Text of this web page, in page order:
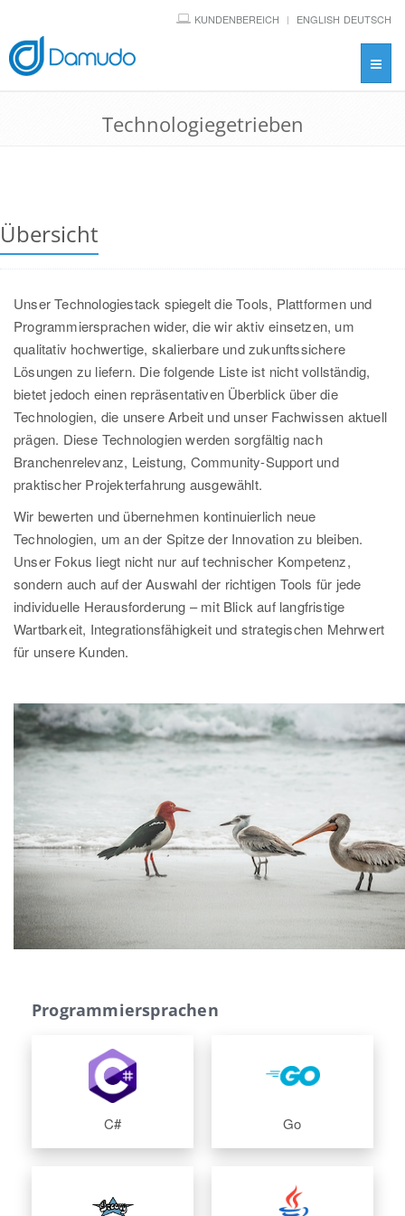
KUNDENBEREICH ENGLISH DEUTSCH
Technologiegetrieben
Übersicht
Unser Technologiestack spiegelt die Tools, Plattformen und
Programmiersprachen wider, die wir aktiv einsetzen, um
qualitativ hochwertige, skalierbare und zukunftssichere
Lösungen zu liefern. Die folgende Liste ist nicht vollständig,
bietet jedoch einen repräsentativen Überblick über die
Technologien, die unsere Arbeit und unser Fachwissen aktuell
prägen. Diese Technologien werden sorgfältig nach
Branchenrelevanz, Leistung, Community-Support und
praktischer Projekterfahrung ausgewählt.
Wir bewerten und übernehmen kontinuierlich neue
Technologien, um an der Spitze der Innovation zu bleiben.
Unser Fokus liegt nicht nur auf technischer Kompetenz,
sondern auch auf der Auswahl der richtigen Tools für jede
individuelle Herausforderung – mit Blick auf langfristige
Wartbarkeit, Integrationsfähigkeit und strategischen Mehrwert
für unsere Kunden.
Programmiersprachen
C# Go